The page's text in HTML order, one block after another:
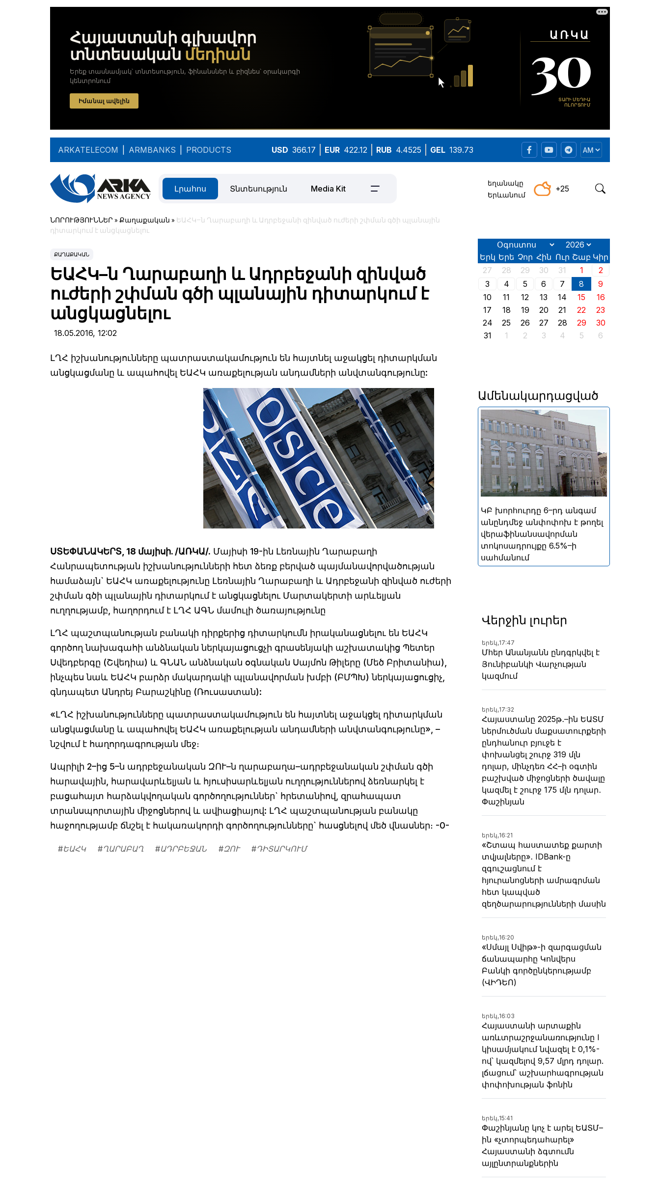
ARKATELECOM ARMBANKS PRODUCTS USD 366.17 EUR 422.12 RUB 4.4525 GEL 139.73
Լրահոս Տնտեսություն Media Kit
եղանակը
Երևանում
+25
ՆՈՐՈՒԹՅՈՒՆՆԵՐ » Քաղաքական » ԵԱՀԿ–ն Ղարաբաղի և Ադրբեջանի զինված ուժերի շփման գծի պլանային
դիտարկում է անցկացնելու
ՔԱՂԱՔԱԿԱՆ
ԵԱՀԿ–ն Ղարաբաղի և Ադրբեջանի զինված
ուժերի շփման գծի պլանային դիտարկում է
անցկացնելու
18.05.2016, 12:02
ԼՂՀ իշխանությունները պատրաստակամություն են հայտնել աջակցել դիտարկման
անցկացմանը և ապահովել ԵԱՀԿ առաքելության անդամների անվտանգությունը:
ՍՏԵՓԱՆԱԿԵՐՏ, 18 մայիսի. /ԱՌԿԱ/. Մայիսի 19-ին Լեռնային Ղարաբաղի
Հանրապետության իշխանությունների հետ ձեռք բերված պայմանավորվածության
համաձայն` ԵԱՀԿ առաքելությունը Լեռնային Ղարաբաղի և Ադրբեջանի զինված ուժերի
շփման գծի պլանային դիտարկում է անցկացնելու Մարտակերտի արևելյան
ուղղությամբ, հաղորդում է ԼՂՀ ԱԳՆ մամուլի ծառայությունը
ԼՂՀ պաշտպանության բանակի դիրքերից դիտարկումն իրականացնելու են ԵԱՀԿ
գործող նախագահի անձնական ներկայացուցչի գրասենյակի աշխատակից Պետեր
Սվեդբերգը (Շվեդիա) և ԳՆԱՆ անձնական օգնական Սայմոն Թիլերը (Մեծ Բրիտանիա),
ինչպես նաև ԵԱՀԿ բարձր մակարդակի պլանավորման խմբի (ԲՄՊԽ) ներկայացուցիչ,
գնդապետ Անդրեյ Բարաշկինը (Ռուսաստան):
«ԼՂՀ իշխանությունները պատրաստակամություն են հայտնել աջակցել դիտարկման
անցկացմանը և ապահովել ԵԱՀԿ առաքելության անդամների անվտանգությունը», –
նշվում է հաղորդագրության մեջ։
Ապրիլի 2–ից 5–ն ադրբեջանական ԶՈՒ–ն ղարաբաղա–ադրբեջանական շփման գծի
հարավային, հարավարևելյան և հյուսիսարևելյան ուղղություններով ձեռնարկել է
բացահայտ հարձակվողական գործողություններ` հրետանիով, զրահապատ
տրանսպորտային միջոցներով և ավիացիայով: ԼՂՀ պաշտպանության բանակը
հաջողությամբ ճնշել է հակառակորդի գործողությունները` հասցնելով մեծ վնասներ։ -0-
#ԵԱՀԿ #ՂԱՐԱԲԱՂ #ԱԴՐԲԵՋԱՆ #ԶՈՒ #ԴԻՏԱՐԿՈՒՄ
Երկ Երե Չոր Հին Ուր Շաբ Կիր
27
28 29 30 31 1
2
3
4 5 6 7 8
9
10
11 12 13 14 15
16
17
18 19 20 21 22
23
24
25 26 27 28 29
30
31
1 2 3 4 5 6
Ամենակարդացված
Անփոփոխ են մնացել նաև
լոմբարդային ռեպոն՝ 8% և
դրամական միջոցների
ներգրավման տոկոսադրույքը՝
5%
ԿԲ խորհուրդը 6–րդ անգամ
անընդմեջ անփոփոխ է թողել
վերաֆինանսավորման
տոկոսադրույքը 6.5%–ի
սահմանում
Վերջին լուրեր
երեկ,17:47
Մհեր Անանյանն ընդգրկվել է
Յունիբանկի Վարչության
կազմում
երեկ,17:32
Հայաստանը 2025թ․–ին ԵԱՏՄ
ներմուծման մաքսատուրքերի
ընդհանուր բյուջե է
փոխանցել շուրջ 319 մլն
դոլար, մինչդեռ ՀՀ–ի օգտին
բաշխված միջոցների ծավալը
կազմել է շուրջ 175 մլն դոլար․
Փաշինյան
երեկ,16:21
«Շտապ հաստատեք քարտի
տվյալները»․ IDBank-ը
զգուշացնում է
հյուրանոցների ամրագրման
հետ կապված
զեղծարարությունների մասին
երեկ,16:20
«Սմայլ Սվիթ»-ի զարգացման
ճանապարհը Կոնվերս
Բանկի գործընկերությամբ
(ՎԻԴԵՈ)
երեկ,16:03
Հայաստանի արտաքին
առևտրաշրջանառությունը I
կիսամյակում նվազել է 0,1%-
ով՝ կազմելով 9,57 մլրդ դոլար.
լճացում՝ աշխարհագրության
փոփոխության ֆոնին
երեկ,15:41
Փաշինյանը կոչ է արել ԵԱՏՄ–
ին «չտորպեդահարել»
Հայաստանի ձգտումն
այլընտրանքներին